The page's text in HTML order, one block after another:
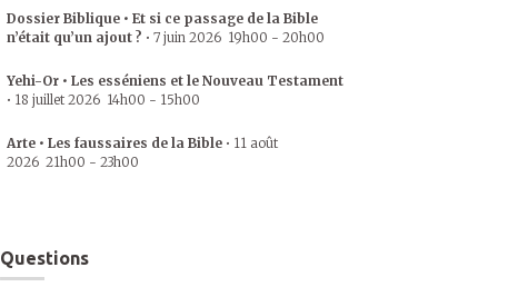
Dossier Biblique • Et si ce passage de la Bible
n’était qu’un ajout ? • 7 juin 2026 19h00 - 20h00
Yehi-Or • Les esséniens et le Nouveau Testament
• 18 juillet 2026 14h00 - 15h00
Arte • Les faussaires de la Bible • 11 août
2026 21h00 - 23h00
Questions